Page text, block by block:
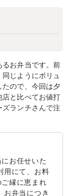
るお弁当です。前
じようにボリュ
ので、今回は夕
店と比べてお値打
ランチさんで注
お任せいた
用にて、お料
縁に恵まれ
お弁当につき